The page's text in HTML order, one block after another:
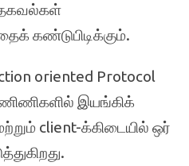
தகவல்கள்
கண்டுபிடிக்கும்.
oriented Protocol
இயங்கிக்
client-க்கிடையில் ஒர்